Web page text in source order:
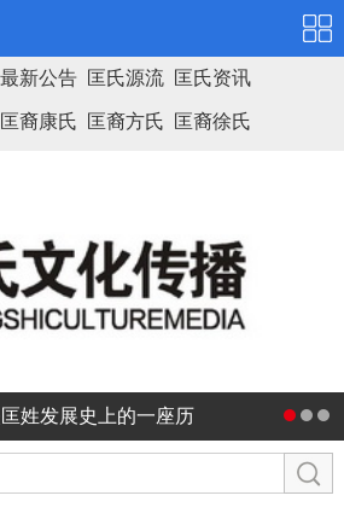
最新公告 匡氏源流 匡氏资讯
匡裔康氏 匡裔方氏 匡裔徐氏
姓发展史上的一座历